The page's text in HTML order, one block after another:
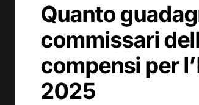
Quanto
commissari
compensi per
2025